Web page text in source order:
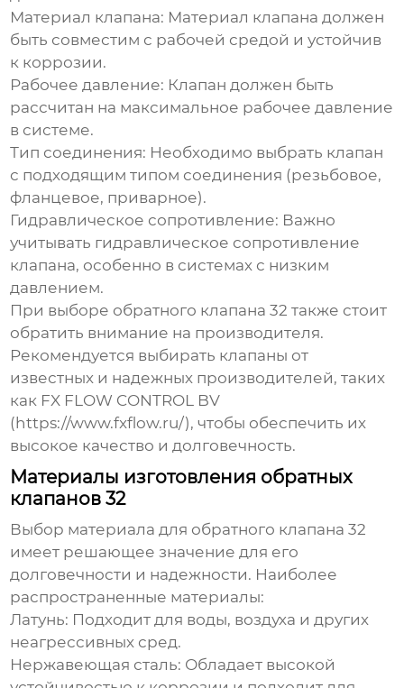
Материал клапана: Материал клапана должен
быть совместим с рабочей средой и устойчив
к коррозии.
Рабочее давление: Клапан должен быть
рассчитан на максимальное рабочее давление
в системе.
Тип соединения: Необходимо выбрать клапан
с подходящим типом соединения (резьбовое,
фланцевое, приварное).
Гидравлическое сопротивление: Важно
учитывать гидравлическое сопротивление
клапана, особенно в системах с низким
давлением.
При выборе обратного клапана 32 также стоит
обратить внимание на производителя.
Рекомендуется выбирать клапаны от
известных и надежных производителей, таких
как FX FLOW CONTROL BV
(https://www.fxflow.ru/), чтобы обеспечить их
высокое качество и долговечность.
Материалы изготовления обратных
клапанов 32
Выбор материала для обратного клапана 32
имеет решающее значение для его
долговечности и надежности. Наиболее
распространенные материалы:
Латунь: Подходит для воды, воздуха и других
неагрессивных сред.
Нержавеющая сталь: Обладает высокой